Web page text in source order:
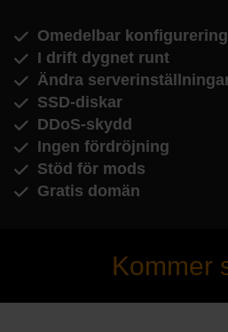
Omedelbar konfigurering
I drift dygnet runt
Ändra
SSD-diskar
DDoS-skydd
Ingen fördröjning
Stöd för mods
Gratis domän
Kommer